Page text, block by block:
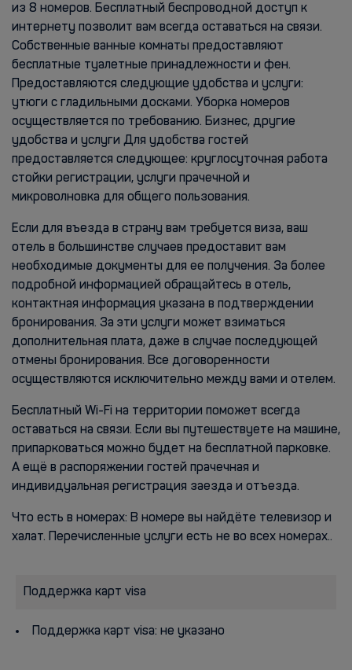
из 8 номеров. Бесплатный беспроводной доступ к
интернету позволит вам всегда оставаться на связи.
Собственные ванные комнаты предоставляют
бесплатные туалетные принадлежности и фен.
Предоставляются следующие удобства и услуги:
утюги с гладильными досками. Уборка номеров
осуществляется по требованию. Бизнес, другие
удобства и услуги Для удобства гостей
предоставляется следующее: круглосуточная работа
стойки регистрации, услуги прачечной и
микроволновка для общего пользования.
Если для въезда в страну вам требуется виза, ваш
отель в большинстве случаев предоставит вам
необходимые документы для ее получения. За более
подробной информацией обращайтесь в отель,
контактная информация указана в подтверждении
бронирования. За эти услуги может взиматься
дополнительная плата, даже в случае последующей
отмены бронирования. Все договоренности
осуществляются исключительно между вами и отелем.
Бесплатный Wi-Fi на территории поможет всегда
оставаться на связи. Если вы путешествуете на машине,
припарковаться можно будет на бесплатной парковке.
А ещё в распоряжении гостей прачечная и
индивидуальная регистрация заезда и отъезда.
Что есть в номерах: В номере вы найдёте телевизор и
халат. Перечисленные услуги есть не во всех номерах..
Поддержка карт visa
Поддержка карт visa: не указано